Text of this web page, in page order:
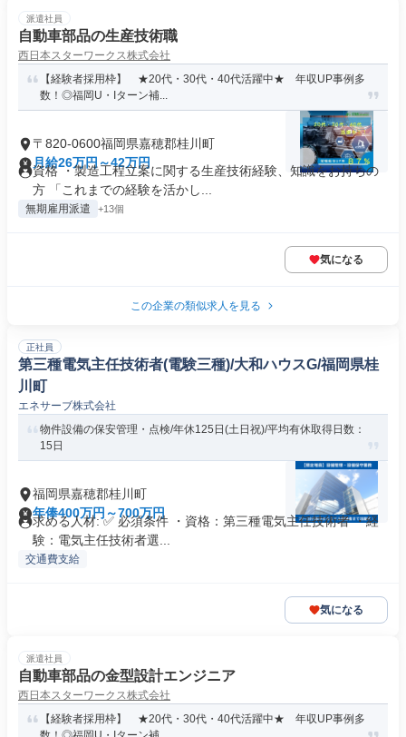
派遣社員
自動車部品の生産技術職
西日本スターワークス株式会社
【経験者採用枠】 ★20代・30代・40代活躍中★ 年収UP事例多
数！◎福岡U・Iターン補...
〒820-0600福岡県嘉穂郡桂川町
月給26万円～42万円
資格 ・製造工程立案に関する生産技術経験、知識をお持ちの
方 「これまでの経験を活かし...
無期雇用派遣 +13個
気になる
この企業の類似求人を見る
正社員
第三種電気主任技術者(電験三種)/大和ハウスG/福岡県桂
川町
エネサーブ株式会社
物件設備の保安管理・点検/年休125日(土日祝)/平均有休取得日数：
15日
福岡県嘉穂郡桂川町
年俸400万円～700万円
求める人材: ✅ 必須条件 ・資格：第三種電気主任技術者 ・経
験：電気主任技術者選...
交通費支給
気になる
派遣社員
自動車部品の金型設計エンジニア
西日本スターワークス株式会社
【経験者採用枠】 ★20代・30代・40代活躍中★ 年収UP事例多